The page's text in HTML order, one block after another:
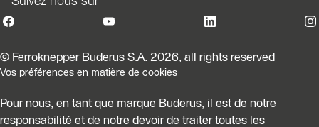
© Ferroknepper Buderus S.A. 2026, all rights reserved
Vos préférences en matière de cookies
Pour nous, en tant que marque Buderus, il est de notre
responsabilité et de notre devoir de traiter toutes les